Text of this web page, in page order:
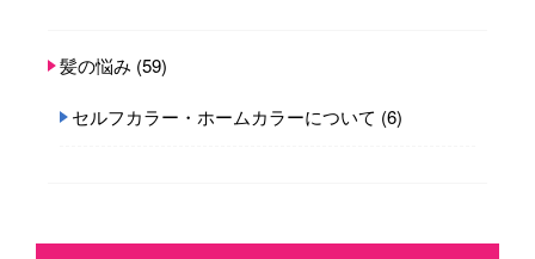
髪の悩み (59)
セルフカラー・ホームカラーについて (6)